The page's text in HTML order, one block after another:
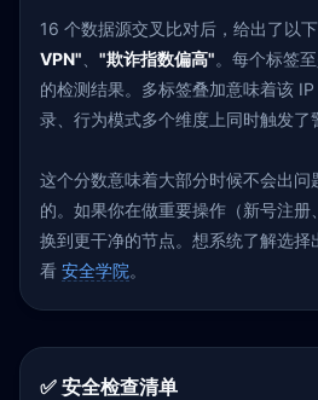
16 个数据源交叉比对后，给出了以下
VPN"
"欺诈指数偏高"。每个标签
的检测结果。多标签叠加意味着该
录、行为模式多个维度上同时触发了
这个分数意味着大部分时候不会出问
的。如果你在做重要操作（新号注
换到更干净的节点。想系统了解选
看 安全学院。
✅ 安全检查清单